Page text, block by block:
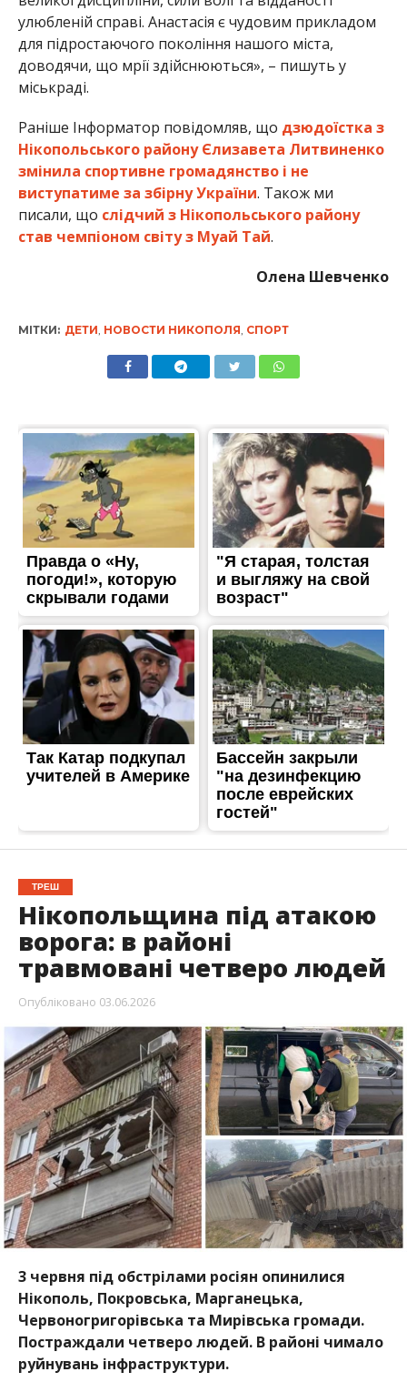
Олена Шевченко
МІТКИ: ДЕТИ,НОВОСТИ НИКОПОЛЯ,СПОРТ
ТРЕШ
Нікопольщина під атакою
ворога: в районі
травмовані четверо людей
Опубліковано03.06.2026
3 червня під обстрілами росіян опинилися
Нікополь, Покровська, Марганецька,
Червоногригорівська та Мирівська громади.
Постраждали четверо людей. В районі чимало
руйнувань інфраструктури.
Про це повідомив очільник Нікопольської РВА
Іван Базилюк, передає Інформатор.
річного чоловіка доставили до лікарні у стані
середньої тяжкості. Ще двоє чоловіків 47 років та
32-річна жінка отримали необхідну медичну
допомогу й проходитимуть лікування
амбулаторно.